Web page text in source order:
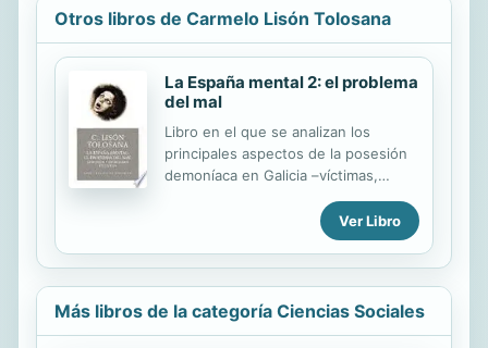
Otros libros de Carmelo Lisón Tolosana
La España mental 2: el problema
del mal
Libro en el que se analizan los
principales aspectos de la posesión
demoníaca en Galicia –víctimas,
tomando como eje de estudio el
santuario pontevedrés de El Corpiño.
Mal» trata, a modo de glosa, de esta
compleja configuración constituida
por la posesión diabólica: Satán y el
Ver Libro
Más libros de la categoría Ciencias Sociales